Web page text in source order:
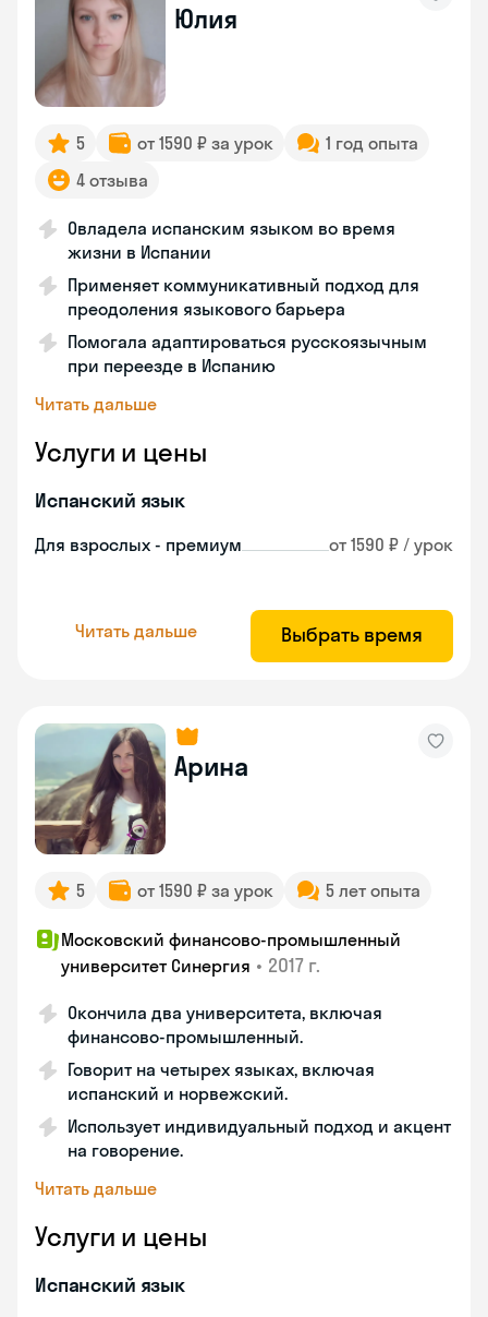
Юлия
5 от 1590 ₽ за урок
1 год опыта
4 отзыва
Овладела испанским языком во время
жизни в Испании
Применяет коммуникативный подход для
преодоления языкового барьера
Помогала адаптироваться русскоязычным
при переезде в Испанию
Читать дальше
Услуги и цены
Испанский язык
Для взрослых - премиум от 1590 ₽ / урок
Читать дальше Выбрать время
Арина
5 от 1590 ₽ за урок 5 лет опыта
Московский финансово-промышленный
университет Синергия • 2017 г.
Окончила два университета, включая
финансово-промышленный.
Говорит на четырех языках, включая
испанский и норвежский.
Использует индивидуальный подход и акцент
на говорение.
Читать дальше
Услуги и цены
Испанский язык